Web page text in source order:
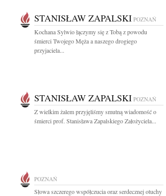
STANISŁAW ZAPALSKI POZNAŃ
Kochana Sylwio łączymy się z Tobą z powodu
śmierci Twojego Męża a naszego drogiego
przyjaciela...
STANISŁAW ZAPALSKI POZNAŃ
Z wielkim żalem przyjęliśmy smutną wiadomość o
śmierci prof. Stanisława Zapalskiego Założyciela...
POZNAŃ
Słowa szczerego współczucia oraz serdecznej otuchy